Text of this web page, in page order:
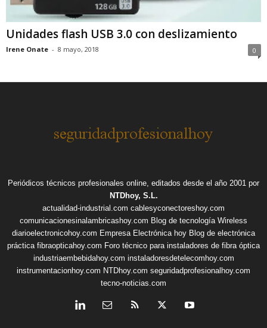
Unidades flash USB 3.0 con deslizamiento
Irene Onate - 8 mayo, 2018 0
Periódicos técnicos profesionales online, editados desde el año 2001 por
NTDhoy, S.L.
actualidad-industrial.com cablesyconectoreshoy.com
comunicacionesinalambricashoy.com Blog de tecnología Wireless
diarioelectronicohoy.com Empresa Electrónica hoy Blog de electrónica
práctica fibraopticahoy.com Foro técnico para instaladores de fibra óptica
industriaembebidahoy.com instaladoresdetelecomhoy.com
instrumentacionhoy.com NTDhoy.com seguridadprofesionalhoy.com
tecno-noticias.com